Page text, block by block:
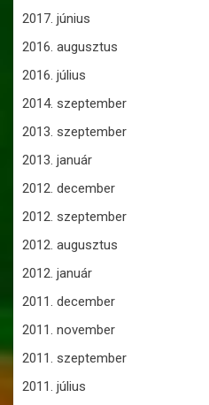
2017. június
2016. augusztus
2016. július
2014. szeptember
2013. szeptember
2013. január
2012. december
2012. szeptember
2012. augusztus
2012. január
2011. december
2011. november
2011. szeptember
2011. július